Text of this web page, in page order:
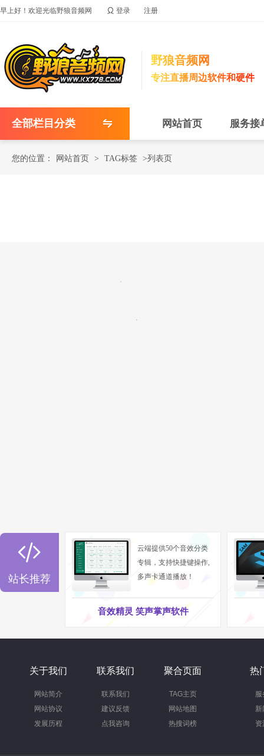
早上好！欢迎光临野狼音频网  登录 注册
野狼音频网
专注直播周边软件和硬件
全部栏目分类 网站首页 服务接
您的位置： 网站首页 > TAG标签 >列表页

站长推荐
云端提供50个音效分类
专辑，支持快捷键操作,
多声卡通道播放！
音效精灵 笑声掌声软件
关于我们
网站简介
网站协议
发展历程
联系我们
联系我们
建议反馈
点我咨询
聚合页面
TAG主页
网站地图
热搜词榜
热
服
新
资